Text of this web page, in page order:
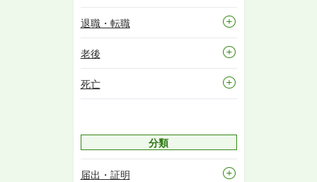
退職・転職
老後
死亡
分類
届出・証明